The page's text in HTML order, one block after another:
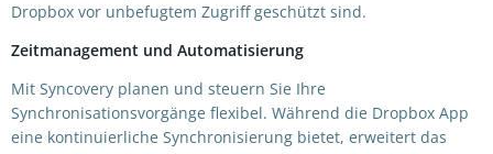
Dropbox vor unbefugtem Zugriff geschützt sind.
Zeitmanagement und Automatisierung
Mit Syncovery planen und steuern Sie Ihre
Synchronisationsvorgänge flexibel. Während die Dropbox App
eine kontinuierliche Synchronisierung bietet, erweitert das